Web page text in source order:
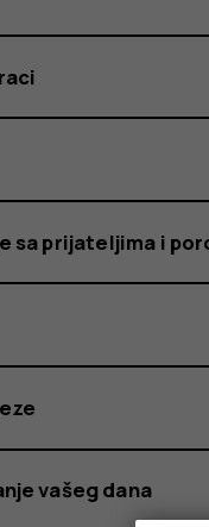
sa prijateljima i
vašeg dana